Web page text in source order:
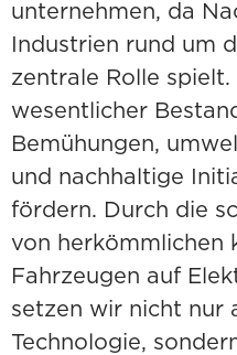
unternehmen, da
Industrien rund um
zentrale Rolle
wesentlicher
Bemühungen,
und nachhaltige
fördern. Durch die
von herkömmlichen
Fahrzeugen auf
setzen wir nicht nur
Technologie,